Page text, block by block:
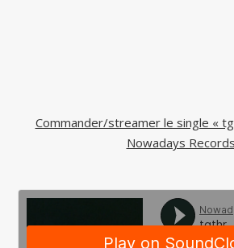
Commander/streamer le single «
Nowadays Records